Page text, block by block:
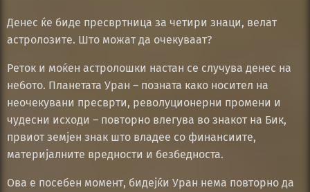
Денес ќе биде пресвртница за четири знаци, велат
астролозите. Што можат да очекуваат?
Реток и моќен астролошки настан се случува денес на
небото. Планетата Уран – позната како носител на
неочекувани пресврти, револуционерни промени и
чудесни исходи – повторно влегува во знакот на Бик,
првиот земјен знак што владее со финансиите,
материјалните вредности и безбедноста.
Ова е посебен момент, бидејќи Уран нема повторно да